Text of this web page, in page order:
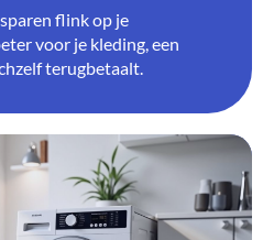
flink op je
voor je kleding, een
terugbetaalt.